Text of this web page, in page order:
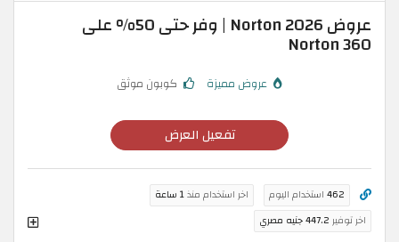
عروض Norton 2026 | وفر حتى 50% على
Norton 360
عروض مميزة كوبون موثق
تفعيل العرض
462 استخدام اليوم اخر استخدام منذ1 ساعة
اخر توفير 447.2 جنيه مصري